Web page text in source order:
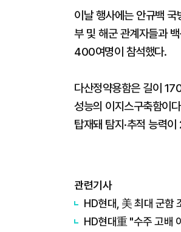
이날 행사에는 안규백
부 및 해군 관계자들과
400여명이 참석했다.
다산정약용함은 길이
성능의 이지스구축함이
탑재돼 탐지·추적 능력
관련기사
HD현대, 美 최대 군함
HD현대重 "수주 고배